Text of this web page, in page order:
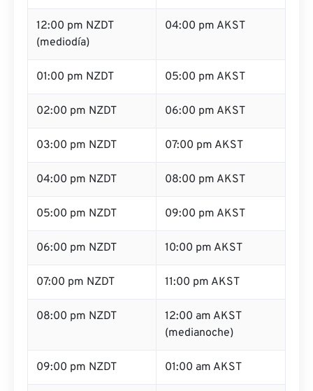
12:00 pm NZDT
(mediodía)
04:00 pm AKST
01:00 pm NZDT 05:00 pm AKST
02:00 pm NZDT 06:00 pm AKST
03:00 pm NZDT 07:00 pm AKST
04:00 pm NZDT 08:00 pm AKST
05:00 pm NZDT 09:00 pm AKST
06:00 pm NZDT 10:00 pm AKST
07:00 pm NZDT 11:00 pm AKST
08:00 pm NZDT
12:00 am AKST
(medianoche)
09:00 pm NZDT 01:00 am AKST